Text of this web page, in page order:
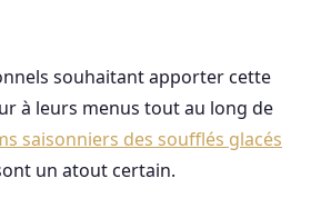
souhaitant apporter cette
à leurs menus tout au long de
saisonniers des soufflés glacés
un atout certain.